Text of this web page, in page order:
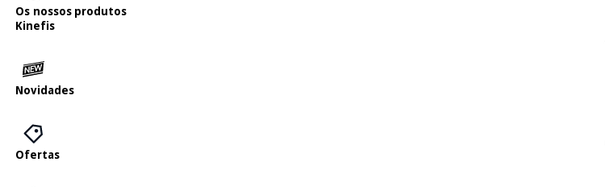
Os nossos produtos
Kinefis
Novidades
Ofertas